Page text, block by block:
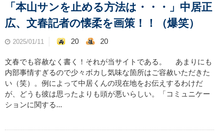
「本山サンを止める方法は・・・」中居正
広、文春記者の懐柔を画策！！（爆笑）
2025/01/11 20 20
文春でも容赦なく書く！それが当サイトである。 あまりにも
内部事情すぎるので少々ボカし気味な箇所はご容赦いただきた
い（笑）。例によって中居くんの現在地をお伝えするわけだ
が、どうも彼は思ったよりも頭が悪いらしい。「コミュニケー
ションに関する...